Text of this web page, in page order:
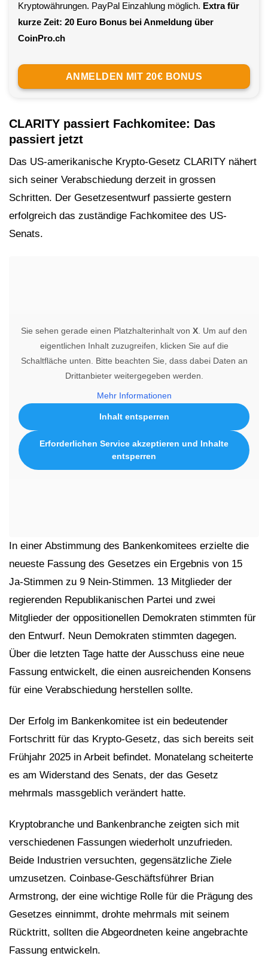
Kryptowährungen. PayPal Einzahlung möglich. Extra für
kurze Zeit: 20 Euro Bonus bei Anmeldung über
CoinPro.ch
ANMELDEN MIT 20€ BONUS
CLARITY passiert Fachkomitee: Das
passiert jetzt
Das US-amerikanische Krypto-Gesetz CLARITY nähert
sich seiner Verabschiedung derzeit in grossen
Schritten. Der Gesetzesentwurf passierte gestern
erfolgreich das zuständige Fachkomitee des US-
Senats.
Sie sehen gerade einen Platzhalterinhalt von X. Um auf den
eigentlichen Inhalt zuzugreifen, klicken Sie auf die
Schaltfläche unten. Bitte beachten Sie, dass dabei Daten an
Drittanbieter weitergegeben werden.
Mehr Informationen
Inhalt entsperren
Erforderlichen Service akzeptieren und Inhalte
entsperren
In einer Abstimmung des Bankenkomitees erzielte die
neueste Fassung des Gesetzes ein Ergebnis von 15
Ja-Stimmen zu 9 Nein-Stimmen. 13 Mitglieder der
regierenden Republikanischen Partei und zwei
Mitglieder der oppositionellen Demokraten stimmten für
den Entwurf. Neun Demokraten stimmten dagegen.
Über die letzten Tage hatte der Ausschuss eine neue
Fassung entwickelt, die einen ausreichenden Konsens
für eine Verabschiedung herstellen sollte.
Der Erfolg im Bankenkomitee ist ein bedeutender
Fortschritt für das Krypto-Gesetz, das sich bereits seit
Frühjahr 2025 in Arbeit befindet. Monatelang scheiterte
es am Widerstand des Senats, der das Gesetz
mehrmals massgeblich verändert hatte.
Kryptobranche und Bankenbranche zeigten sich mit
verschiedenen Fassungen wiederholt unzufrieden.
Beide Industrien versuchten, gegensätzliche Ziele
umzusetzen. Coinbase-Geschäftsführer Brian
Armstrong, der eine wichtige Rolle für die Prägung des
Gesetzes einnimmt, drohte mehrmals mit seinem
Rücktritt, sollten die Abgeordneten keine angebrachte
Fassung entwickeln.